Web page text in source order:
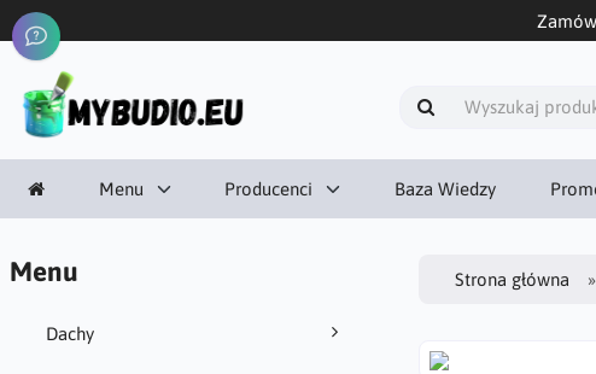
Menu Producenci Baza Wiedzy
Menu
Dachy
Strona główna